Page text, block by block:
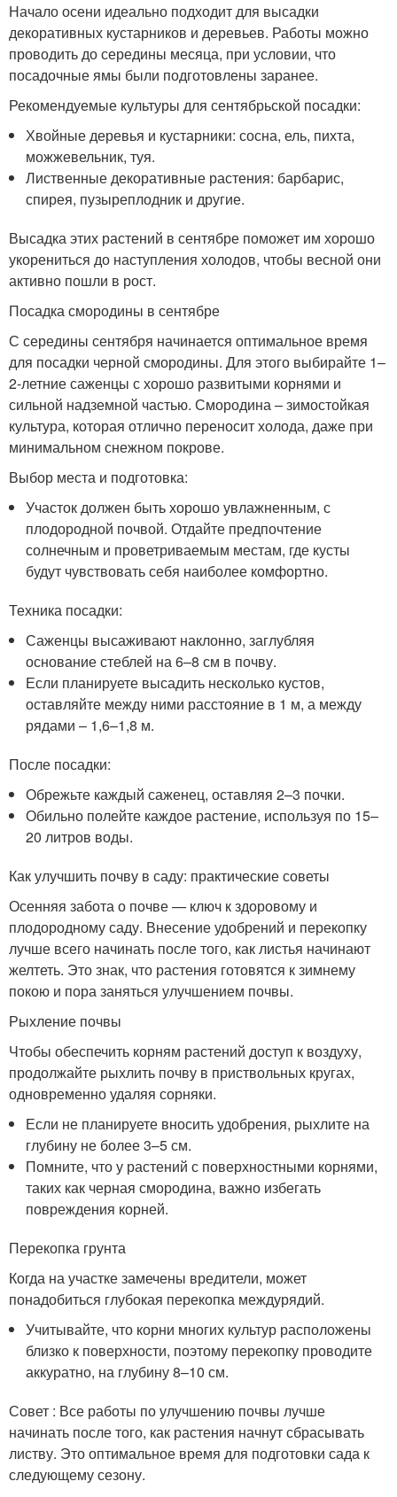
Начало осени идеально подходит для высадки
декоративных кустарников и деревьев. Работы можно
проводить до середины месяца, при условии, что
посадочные ямы были подготовлены заранее.
Рекомендуемые культуры для сентябрьской посадки:
Хвойные деревья и кустарники: сосна, ель, пихта,
можжевельник, туя.
Лиственные декоративные растения: барбарис,
спирея, пузыреплодник и другие.
Высадка этих растений в сентябре поможет им хорошо
укорениться до наступления холодов, чтобы весной они
активно пошли в рост.
Посадка смородины в сентябре
С середины сентября начинается оптимальное время
для посадки черной смородины. Для этого выбирайте 1–
2-летние саженцы с хорошо развитыми корнями и
сильной надземной частью. Смородина – зимостойкая
культура, которая отлично переносит холода, даже при
минимальном снежном покрове.
Выбор места и подготовка:
Участок должен быть хорошо увлажненным, с
плодородной почвой. Отдайте предпочтение
солнечным и проветриваемым местам, где кусты
будут чувствовать себя наиболее комфортно.
Техника посадки:
Саженцы высаживают наклонно, заглубляя
основание стеблей на 6–8 см в почву.
Если планируете высадить несколько кустов,
оставляйте между ними расстояние в 1 м, а между
рядами – 1,6–1,8 м.
После посадки:
Обрежьте каждый саженец, оставляя 2–3 почки.
Обильно полейте каждое растение, используя по 15–
20 литров воды.
Как улучшить почву в саду: практические советы
Осенняя забота о почве — ключ к здоровому и
плодородному саду. Внесение удобрений и перекопку
лучше всего начинать после того, как листья начинают
желтеть. Это знак, что растения готовятся к зимнему
покою и пора заняться улучшением почвы.
Рыхление почвы
Чтобы обеспечить корням растений доступ к воздуху,
продолжайте рыхлить почву в приствольных кругах,
одновременно удаляя сорняки.
Если не планируете вносить удобрения, рыхлите на
глубину не более 3–5 см.
Помните, что у растений с поверхностными корнями,
таких как черная смородина, важно избегать
повреждения корней.
Перекопка грунта
Когда на участке замечены вредители, может
понадобиться глубокая перекопка междурядий.
Учитывайте, что корни многих культур расположены
близко к поверхности, поэтому перекопку проводите
аккуратно, на глубину 8–10 см.
Совет : Все работы по улучшению почвы лучше
начинать после того, как растения начнут сбрасывать
листву. Это оптимальное время для подготовки сада к
следующему сезону.